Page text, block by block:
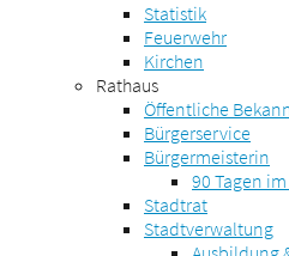
Statistik
Feuerwehr
Kirchen
Rathaus
Öffentliche
Bürgerservice
Bürgermeisterin
90 Tagen
Stadtrat
Stadtverwaltung